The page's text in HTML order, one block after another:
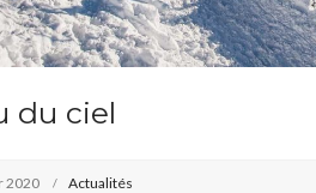
du ciel
2020 Actualités